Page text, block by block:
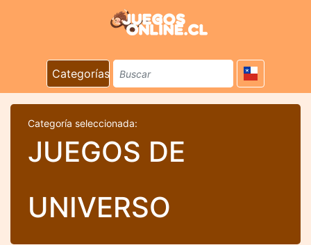
Categorías
Categoría seleccionada:
JUEGOS DE
UNIVERSO